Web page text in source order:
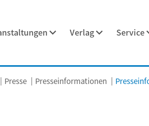
Verlag Service
Presse Presseinformationen